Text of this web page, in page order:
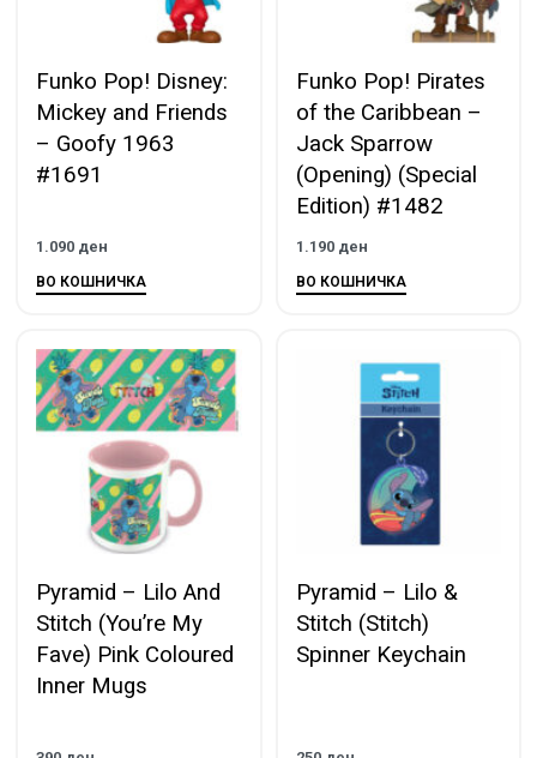
Funko Pop! Disney:
Mickey and Friends
– Goofy 1963
#1691
1.090 ден
ВО КОШНИЧКА
Funko Pop! Pirates
of the Caribbean –
Jack Sparrow
(Opening) (Special
Edition) #1482
1.190 ден
ВО КОШНИЧКА
Pyramid – Lilo And
Stitch (You’re My
Fave) Pink Coloured
Inner Mugs
Pyramid – Lilo &
Stitch (Stitch)
Spinner Keychain